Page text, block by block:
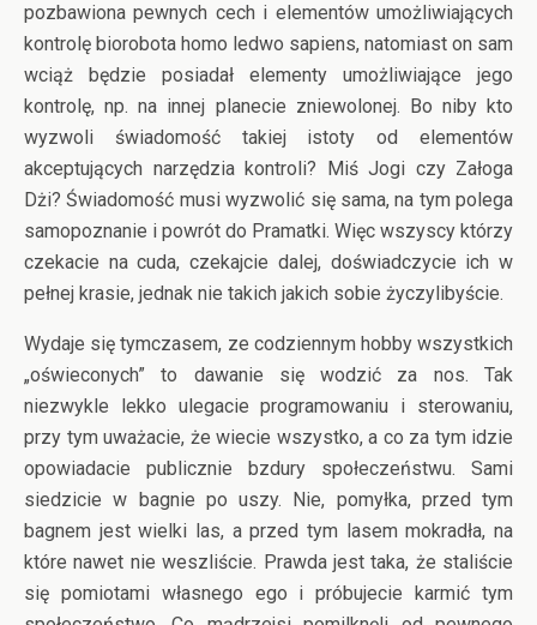
pozbawiona pewnych cech i elementów umożliwiających
kontrolę biorobota homo ledwo sapiens, natomiast on sam
wciąż będzie posiadał elementy umożliwiające jego
kontrolę, np. na innej planecie zniewolonej. Bo niby kto
wyzwoli świadomość takiej istoty od elementów
akceptujących narzędzia kontroli? Miś Jogi czy Załoga
Dżi? Świadomość musi wyzwolić się sama, na tym polega
samopoznanie i powrót do Pramatki. Więc wszyscy którzy
czekacie na cuda, czekajcie dalej, doświadczycie ich w
pełnej krasie, jednak nie takich jakich sobie życzylibyście.
Wydaje się tymczasem, ze codziennym hobby wszystkich
„oświeconych” to dawanie się wodzić za nos. Tak
niezwykle lekko ulegacie programowaniu i sterowaniu,
przy tym uważacie, że wiecie wszystko, a co za tym idzie
opowiadacie publicznie bzdury społeczeństwu. Sami
siedzicie w bagnie po uszy. Nie, pomyłka, przed tym
bagnem jest wielki las, a przed tym lasem mokradła, na
które nawet nie weszliście. Prawda jest taka, że staliście
się pomiotami własnego ego i próbujecie karmić tym